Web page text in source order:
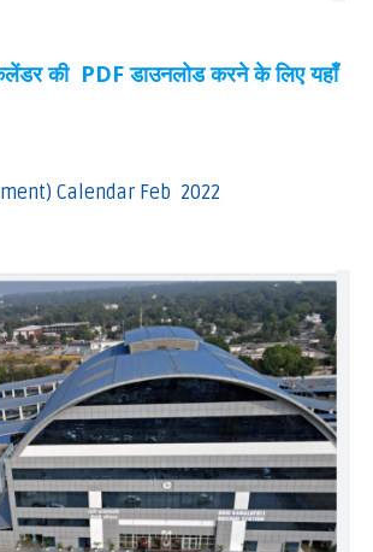
की PDF डाउनलोड करने के लिए यहाँ
Calendar Feb 2022